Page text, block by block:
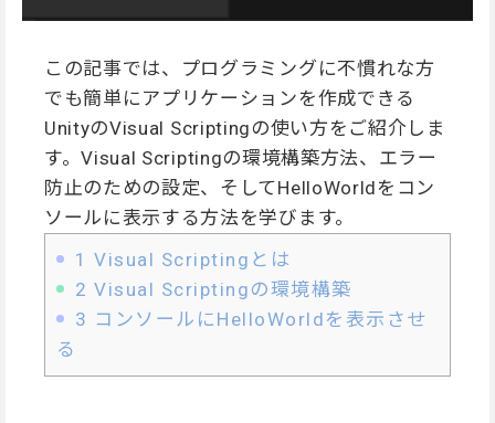
この記事では、プログラミングに不慣れな方
でも簡単にアプリケーションを作成できる
UnityのVisual Scriptingの使い方をご紹介しま
す。Visual Scriptingの環境構築方法、エラー
防止のための設定、そしてHelloWorldをコン
ソールに表示する方法を学びます。
1 Visual Scriptingとは
2 Visual Scriptingの環境構築
3 コンソールにHelloWorldを表示させ
る